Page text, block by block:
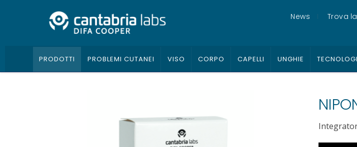
News Trova
PRODOTTI PROBLEMI CUTANEI VISO CORPO CAPELLI UNGHIE